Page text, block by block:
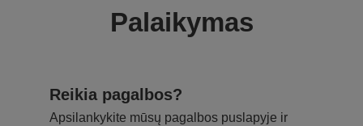
Palaikymas
Reikia pagalbos?
Apsilankykite mūsų pagalbos puslapyje ir